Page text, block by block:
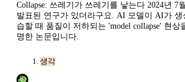
Collapse: 쓰레기가 쓰레기를 낳는다 2024년 7
발표된 연구가 있더라구요. AI 모델이 AI가 생
습할 때 품질이 저하되는 'model collapse' 현상
명한 논문입니다.
생각